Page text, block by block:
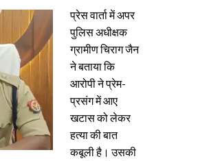
प्रेस वार्ता में अपर
पुलिस अधीक्षक
ग्रामीण चिराग जैन
ने बताया कि
आरोपी ने प्रेम-
प्रसंग में आए
खटास को लेकर
हत्या की बात
कबूली है। उसकी